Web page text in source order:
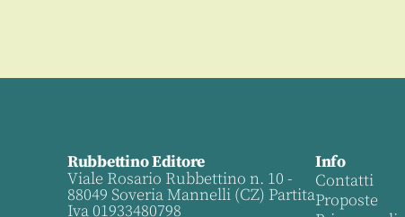
Rubbettino Editore
Viale Rosario Rubbettino n. 10 -
88049 Soveria Mannelli (CZ) Partita
Iva 01933480798
Info
Contatti
Proposte